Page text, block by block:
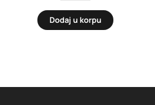
Dodaj u korpu